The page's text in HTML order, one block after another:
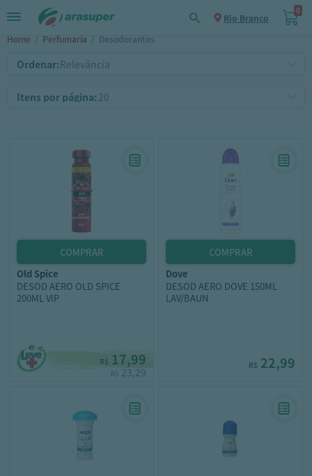
Rio Branco
0
Home / Perfumaria / Desodorantes
Ordenar:
Itens por página:
old spice
DESOD AERO OLD SPICE
200ML VIP
R$ 17,99
R$ 23,29
dove
DESOD AERO DOVE 150ML
LAV/BAUN
R$ 22,99